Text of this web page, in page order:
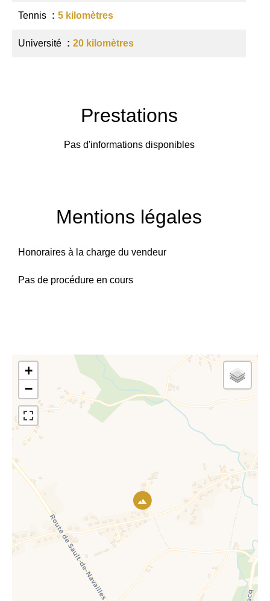
Tennis 5 kilomètres
Université 20 kilomètres
Prestations
Pas d'informations disponibles
Mentions légales
Honoraires à la charge du vendeur
Pas de procédure en cours
+
−